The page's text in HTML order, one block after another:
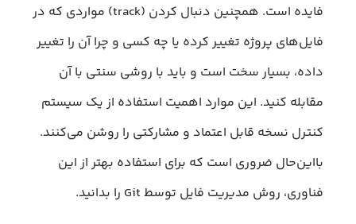
فایده است. همچنین دنبال کردن (track) مواردی که در
فایل‌های پروژه تغییر کرده یا چه کسی و چرا آن را تغییر
داده، بسیار سخت است و باید با روشی سنتی با آن
مقابله کنید. این موارد اهمیت استفاده از یک سیستم
کنترل نسخه قابل اعتماد و مشارکتی را روشن می‌کنند.
بااین‌حال ضروری است که برای استفاده بهتر از این
فناوری، روش مدیریت فایل توسط Git را بدانید.